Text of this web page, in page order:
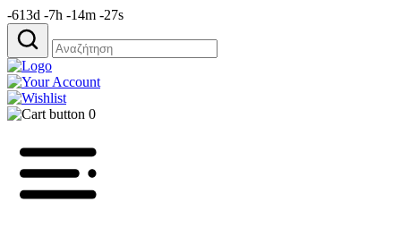
-613d -7h -14m -27s
Αναζήτηση
για:
0